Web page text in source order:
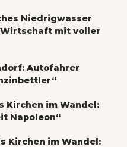
Niedrigwasser
mit voller
Autofahrer
Kirchen im Wandel:
Napoleon“
Kirchen im Wandel: